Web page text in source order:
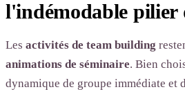
l'indémodable pilier
Les activités de team building
animations de séminaire. Bien
dynamique de groupe immédiate et